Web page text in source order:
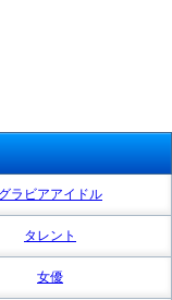
グラビアアイドル
タレント
女優